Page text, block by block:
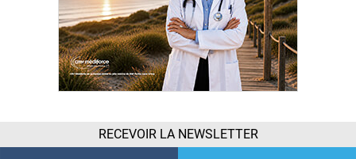
RECEVOIR LA NEWSLETTER